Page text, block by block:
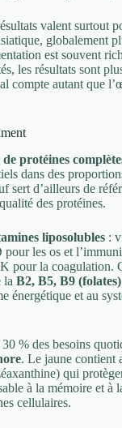
valent surtout
globalement
est souvent
les résultats sont
compte autant que
de protéines
dans des
sert d’ailleurs de
des protéines.
liposolubles :
les os et
pour la coagulation.
la B2, B5, B9
énergétique et au
% des besoins
. Le jaune contient
qui
à la mémoire et à
cellulaires.